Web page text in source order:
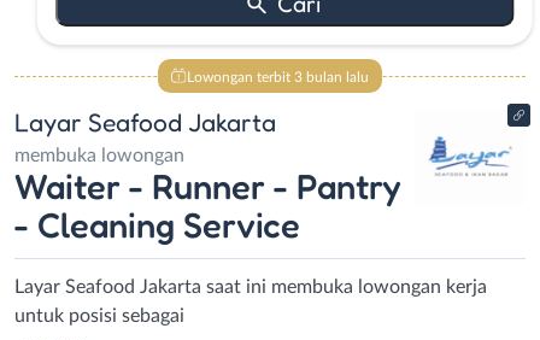
Lowongan terbit 3 bulan lalu
Layar Seafood Jakarta
membuka lowongan
Waiter - Runner - Pantry
- Cleaning Service
Layar Seafood Jakarta saat ini membuka lowongan kerja
untuk posisi sebagai